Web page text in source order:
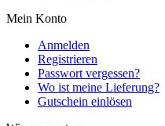
Mein Konto
Anmelden
Registrieren
Passwort vergessen?
Wo ist meine Lieferung?
Gutschein einlösen